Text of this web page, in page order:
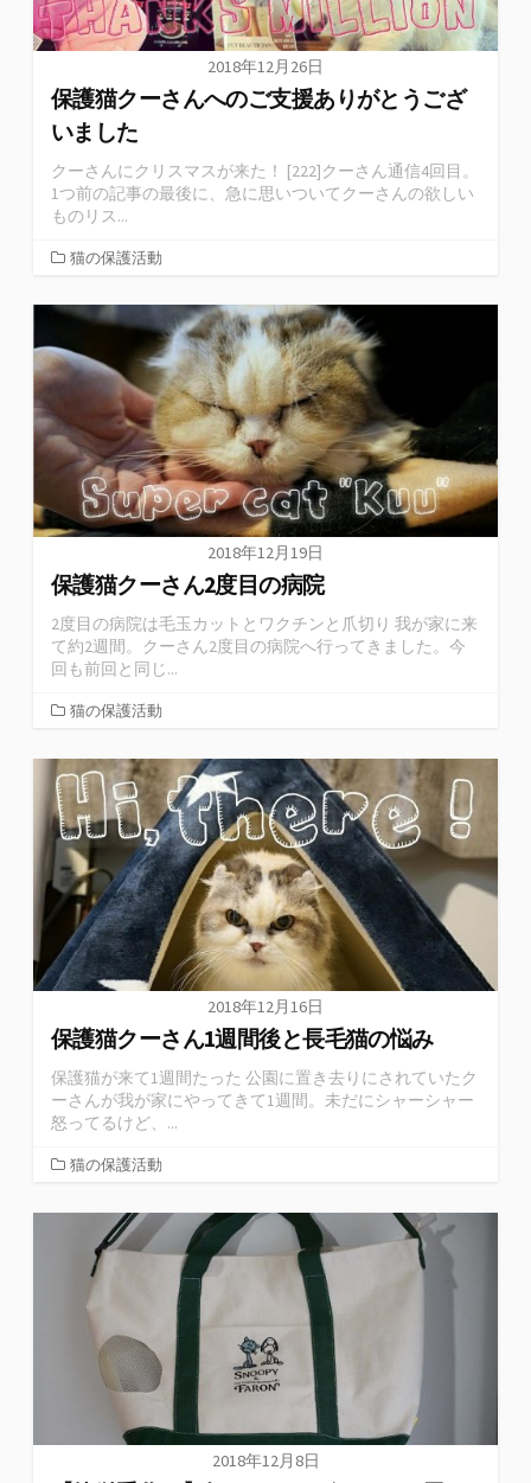
2018年12月26日
保護猫クーさんへのご支援ありがとうござ
いました
クーさんにクリスマスが来た！ [222]クーさん通信4回目。
1つ前の記事の最後に、急に思いついてクーさんの欲しい
ものリス...
猫の保護活動
2018年12月19日
保護猫クーさん2度目の病院
2度目の病院は毛玉カットとワクチンと爪切り 我が家に来
て約2週間。クーさん2度目の病院へ行ってきました。今
回も前回と同じ...
猫の保護活動
2018年12月16日
保護猫クーさん1週間後と長毛猫の悩み
保護猫が来て1週間たった 公園に置き去りにされていたク
ーさんが我が家にやってきて1週間。未だにシャーシャー
怒ってるけど、...
猫の保護活動
2018年12月8日